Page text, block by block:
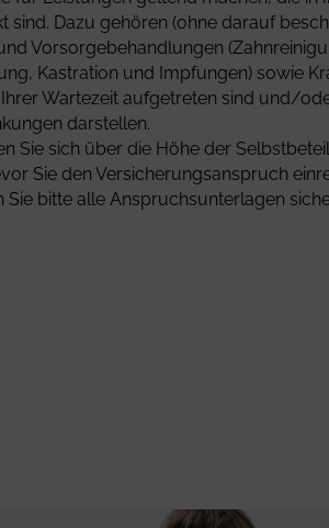
sind. Dazu gehören (ohne darauf
Vorsorgebehandlungen
Kastration und Impfungen) sowie
Wartezeit aufgetreten sind und/
darstellen.
Sie sich über die Höhe der
Sie den Versicherungsanspruch
Sie bitte alle Anspruchsunterlagen